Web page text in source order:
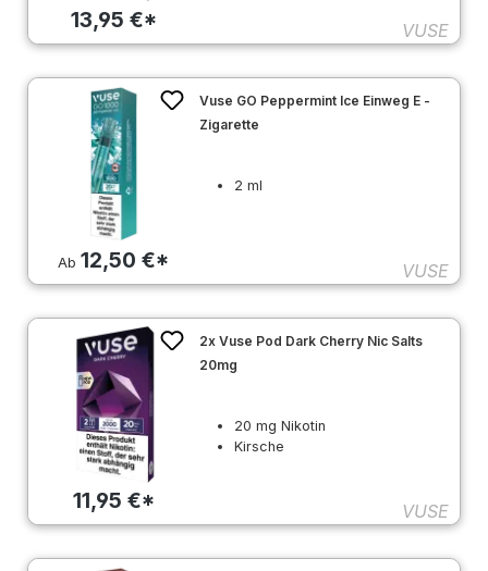
13,95 €* VUSE
Ab12,50 €*
Vuse GO Peppermint Ice Einweg E -
Zigarette
2 ml
VUSE
11,95 €*
2x Vuse Pod Dark Cherry Nic Salts
20mg
20 mg Nikotin
Kirsche
VUSE